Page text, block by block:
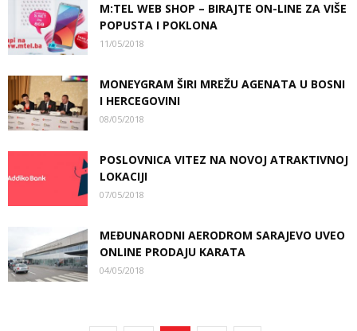
M:TEL WEB SHOP – BIRAJTE ON-LINE ZA VIŠE
POPUSTA I POKLONA
11/05/2018
MONEYGRAM ŠIRI MREŽU AGENATA U BOSNI
I HERCEGOVINI
08/05/2018
POSLOVNICA VITEZ NA NOVOJ ATRAKTIVNOJ
LOKACIJI
07/05/2018
MEĐUNARODNI AERODROM SARAJEVO UVEO
ONLINE PRODAJU KARATA
04/05/2018